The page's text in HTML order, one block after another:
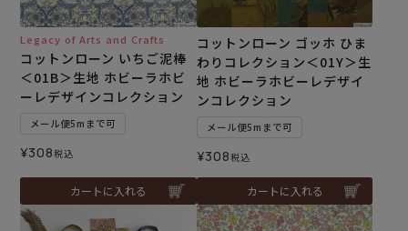
Legacy of Arts and Crafts
コットンローン いちご泥棒
＜01B＞生地 ホビーラホビ
ーレデザインコレクション
メール便5mまで可
¥308税込
カートに入れる
コットンローン ゴッホ ひま
わりコレクション＜01Y＞生
地 ホビーラホビーレデザイ
ンコレクション
メール便5mまで可
¥308税込
カートに入れる